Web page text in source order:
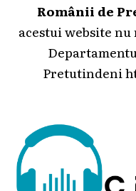
Românii de
acestui website
Pretutindeni